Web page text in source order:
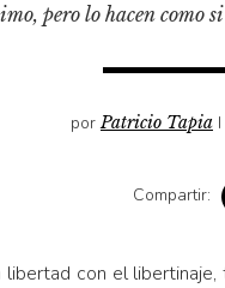
pero lo hacen como
porPatricio Tapia
Compartir:
con el